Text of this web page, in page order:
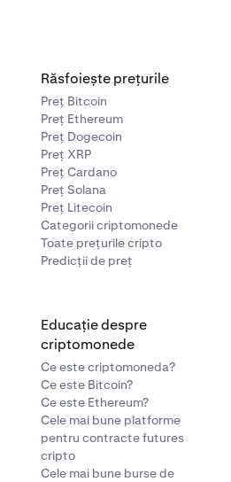
Răsfoiește prețurile
Preț Bitcoin
Preț Ethereum
Preț Dogecoin
Preț XRP
Preț Cardano
Preț Solana
Preț Litecoin
Categorii criptomonede
Toate prețurile cripto
Predicții de preț
Educație despre
criptomonede
Ce este criptomoneda?
Ce este Bitcoin?
Ce este Ethereum?
Cele mai bune platforme
pentru contracte futures
cripto
Cele mai bune burse de